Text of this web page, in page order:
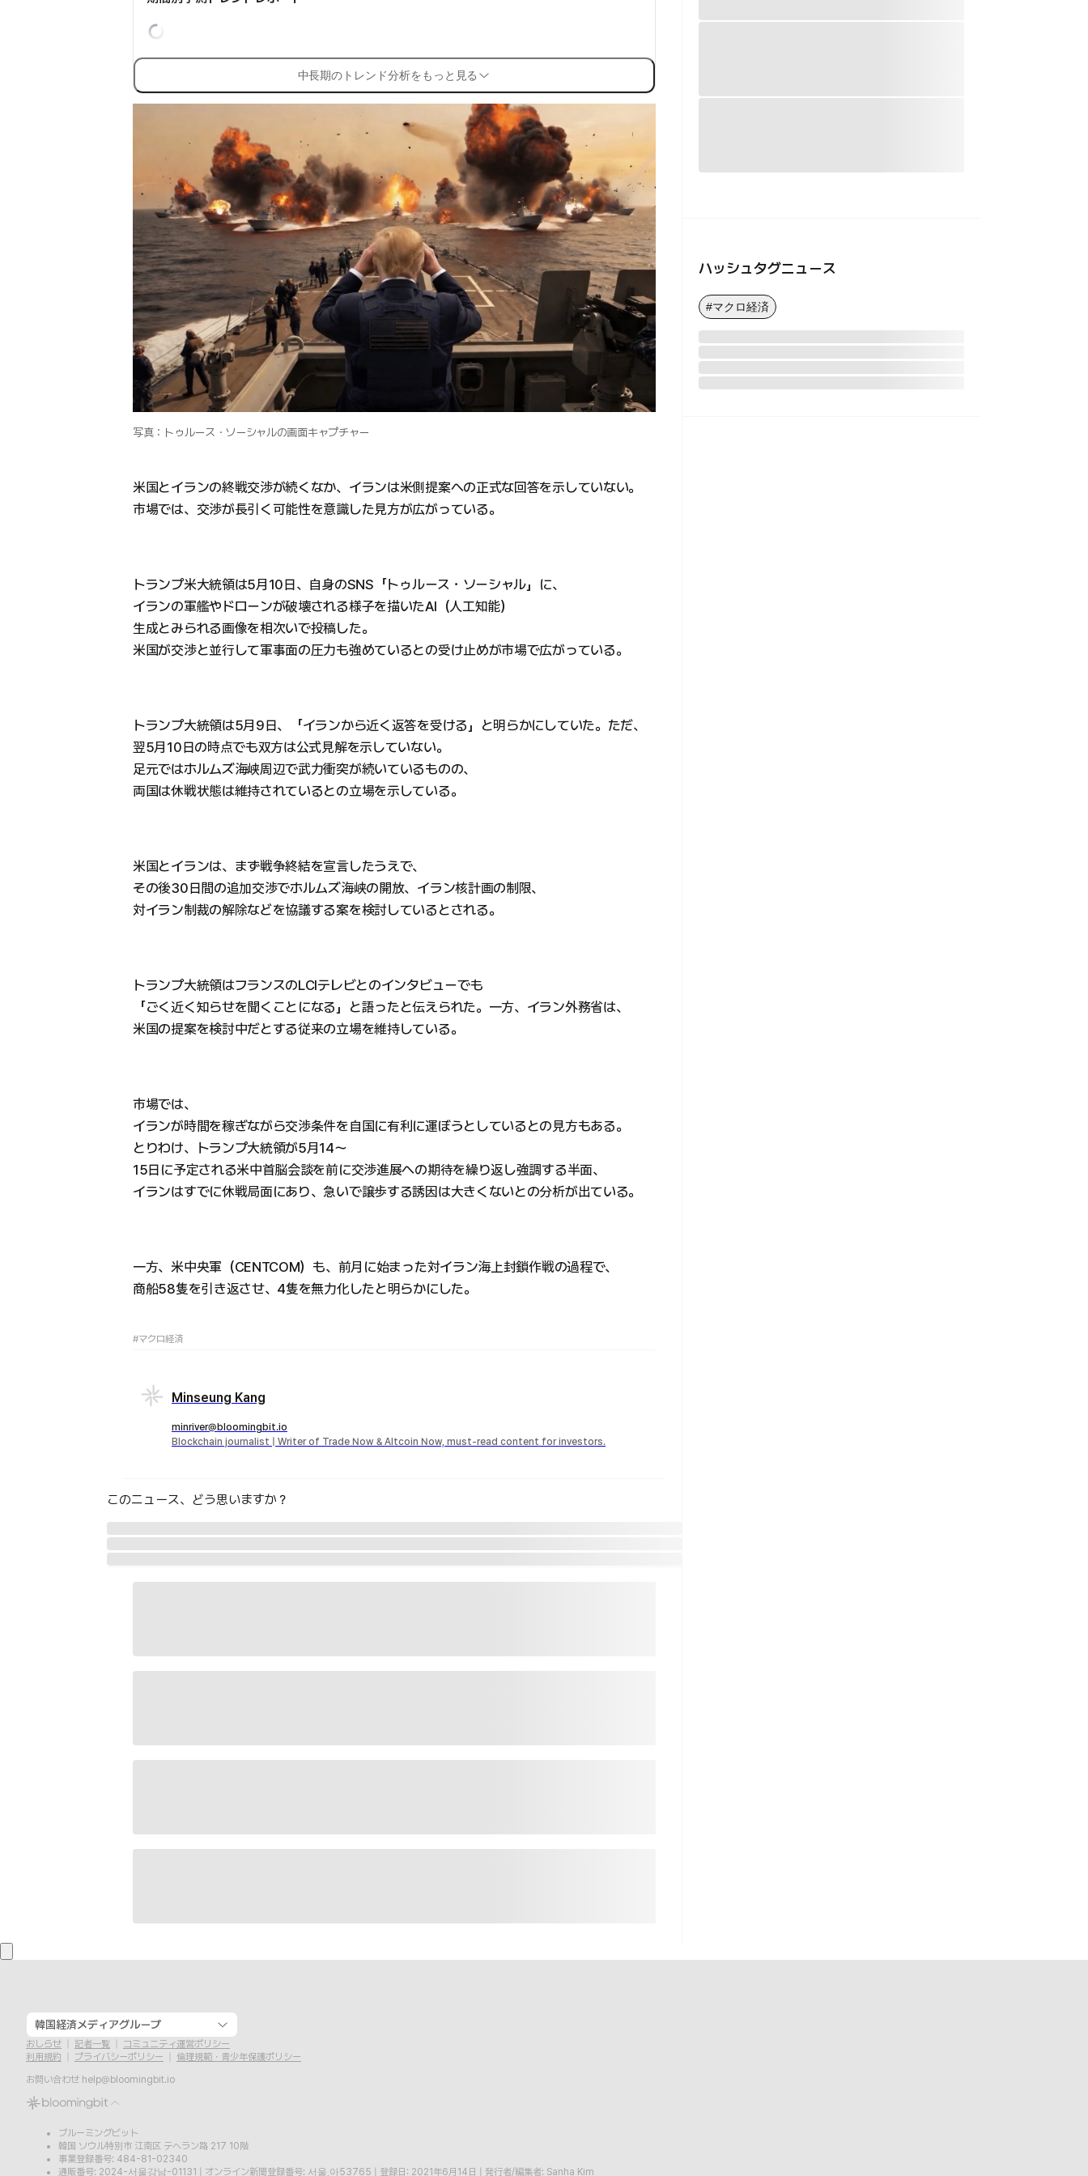
中長期のトレンド分析をもっと見る
写真：トゥルース・ソーシャルの画面キャプチャー
米国とイランの終戦交渉が続くなか、イランは米側提案への正式な回答を示していない。
市場では、交渉が長引く可能性を意識した見方が広がっている。
トランプ米大統領は5月10日、自身のSNS「トゥルース・ソーシャル」に、
イランの軍艦やドローンが破壊される様子を描いたAI（人工知能）
生成とみられる画像を相次いで投稿した。
米国が交渉と並行して軍事面の圧力も強めているとの受け止めが市場で広がっている。
トランプ大統領は5月9日、「イランから近く返答を受ける」と明らかにしていた。ただ、
翌5月10日の時点でも双方は公式見解を示していない。
足元ではホルムズ海峡周辺で武力衝突が続いているものの、
両国は休戦状態は維持されているとの立場を示している。
米国とイランは、まず戦争終結を宣言したうえで、
その後30日間の追加交渉でホルムズ海峡の開放、イラン核計画の制限、
対イラン制裁の解除などを協議する案を検討しているとされる。
トランプ大統領はフランスのLCIテレビとのインタビューでも
「ごく近く知らせを聞くことになる」と語ったと伝えられた。一方、イラン外務省は、
米国の提案を検討中だとする従来の立場を維持している。
市場では、
イランが時間を稼ぎながら交渉条件を自国に有利に運ぼうとしているとの見方もある。
とりわけ、トランプ大統領が5月14〜
15日に予定される米中首脳会談を前に交渉進展への期待を繰り返し強調する半面、
イランはすでに休戦局面にあり、急いで譲歩する誘因は大きくないとの分析が出ている。
一方、米中央軍（CENTCOM）も、前月に始まった対イラン海上封鎖作戦の過程で、
商船58隻を引き返させ、4隻を無力化したと明らかにした。
#マクロ経済
Minseung Kang
minriver@bloomingbit.io
Blockchain journalist | Writer of Trade Now & Altcoin Now, must-read content for investors.
このニュース、どう思いますか？
ハッシュタグニュース
#マクロ経済
韓国経済メディアグループ
おしらせ 記者一覧
コミュニティ運営ポリシー
利用規約
プライバシーポリシー
倫理規範・青少年保護ポリシー
お問い合わせ help@bloomingbit.io
ブルーミングビット
韓国 ソウル特別市 江南区 テヘラン路 217 10階
事業登録番号: 484-81-02340
通販番号: 2024-서울강남-01131
オンライン新聞登録番号: 서울,아53765 登録日: 2021年6月14日 発行者/編集者: Sanha Kim